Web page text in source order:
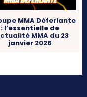
MMA Déferlante
: l’essentielle de
MMA du 23
janvier 2026